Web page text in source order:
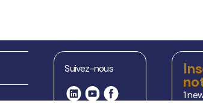
Suivez-nous
1